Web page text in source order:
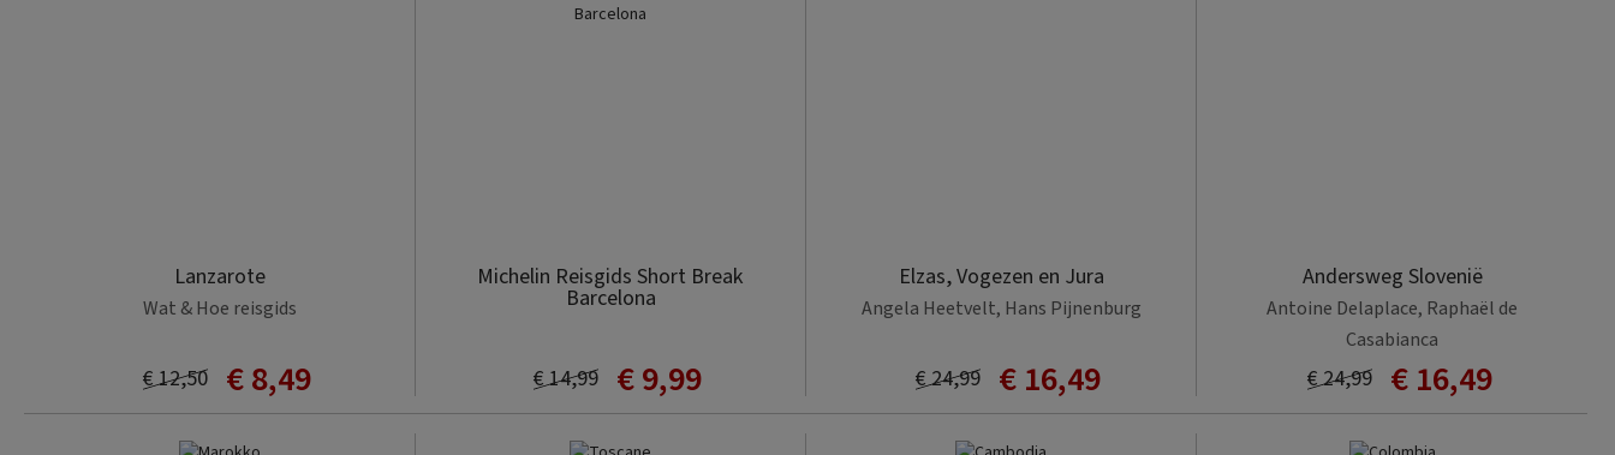
Lanzarote
Wat & Hoe reisgids
€ 8,49
€ 12,50
Michelin Reisgids Short Break
Barcelona
€ 9,99
€ 14,99
Elzas, Vogezen en Jura
Angela Heetvelt, Hans Pijnenburg
€ 16,49
€ 24,99
Andersweg Slovenië
Antoine Delaplace, Raphaël de
Casabianca
€ 16,49
€ 24,99